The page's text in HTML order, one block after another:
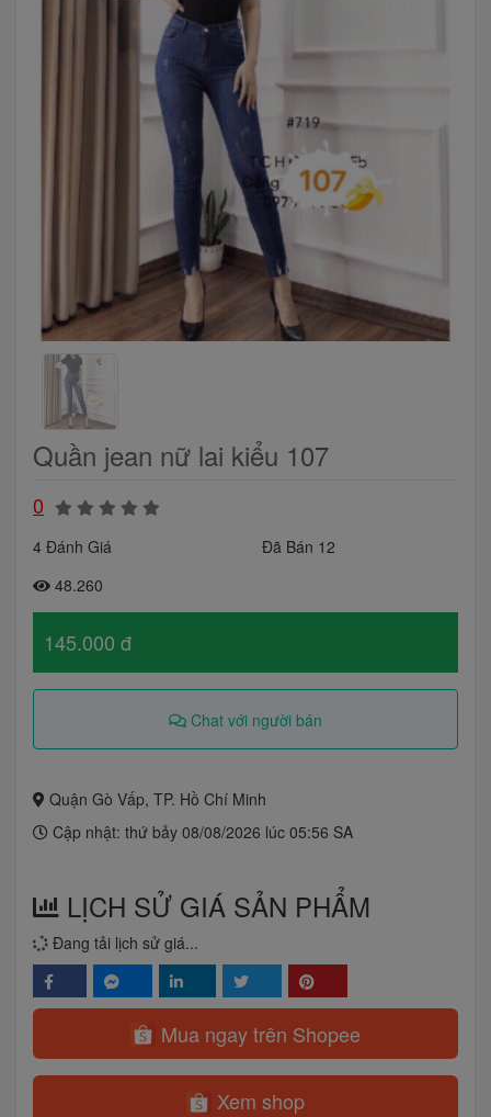
Quần jean nữ lai kiểu 107
0
4 Đánh Giá
Đã Bán 12
48.260
145.000 đ
Chat với người bán
Quận Gò Vấp, TP. Hồ Chí Minh
Cập nhật: thứ bảy 08/08/2026 lúc 05:56 SA
LỊCH SỬ GIÁ SẢN PHẨM
Đang tải lịch sử giá...
Mua ngay trên Shopee
Xem shop